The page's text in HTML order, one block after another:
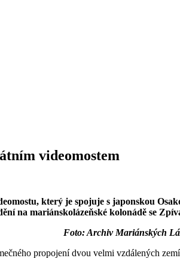
videomostem
který je spojuje s japonskou
na mariánskolázeňské kolonádě se
Foto: Archiv Mariánských
propojení dvou velmi vzdálených